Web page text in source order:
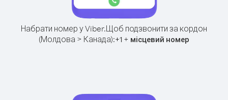
Набрати номер у Viber.Щоб подзвонити за кордон
(Молдова > Канада):+1 + місцевий номер